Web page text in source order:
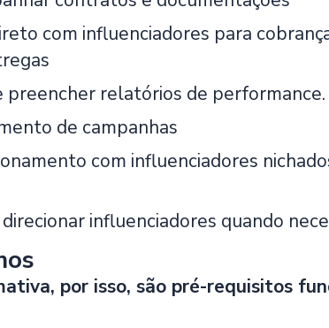
com influenciadores para
preencher relatórios de performance.
de campanhas
com influenciadores
influenciadores quando
por isso, são pré-requisitos